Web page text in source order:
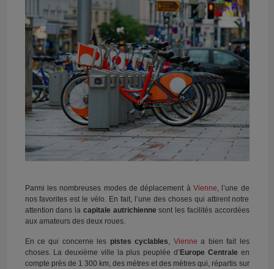
Parmi les nombreuses modes de déplacement à Vienne , l’une de
nos favorites est le vélo. En fait, l’une des choses qui attirent notre
attention dans la capitale autrichienne sont les facilités accordées
aux amateurs des deux roues.
En ce qui concerne les pistes cyclables Vienne a bien fait les
choses. La deuxième ville la plus peuplée d’Europe Centrale en
compte près de 1 300 km, des mètres et des mètres qui, répartis sur